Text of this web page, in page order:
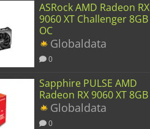
ASRock AMD Radeon RX
9060 XT Challenger 8GB
OC
Globaldata
0
Sapphire PULSE AMD
Radeon RX 9060 XT 8GB
Globaldata
0